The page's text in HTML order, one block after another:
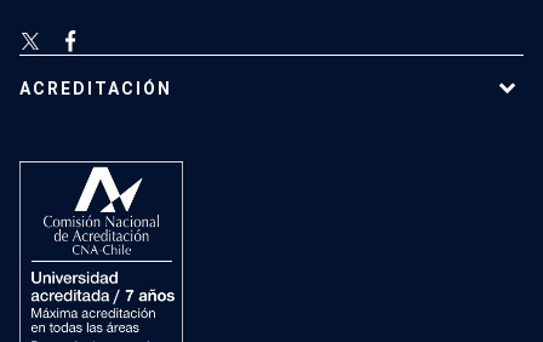
ACREDITACIÓN